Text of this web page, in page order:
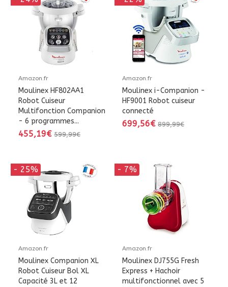
Amazon.fr
Moulinex HF802AA1
Robot Cuiseur
Multifonction Companion
- 6 programmes...
455,19€ 599,99€
Amazon.fr
Moulinex i-Companion -
HF9001 Robot cuiseur
connecté
699,56€ 899,99€
- 25%
Amazon.fr
Moulinex Companion XL
Robot Cuiseur Bol XL
Capacité 3L et 12
- 7%
Amazon.fr
Moulinex DJ755G Fresh
Express + Hachoir
multifonctionnel avec 5